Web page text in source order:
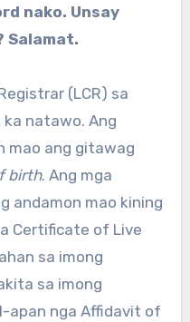
nako. Unsay
Salamat.
(LCR) sa
ka natawo. Ang
mao ang gitawag
birth. Ang mga
andamon mao kining
Certificate of Live
sa imong
sa imong
apan nga Affidavit of